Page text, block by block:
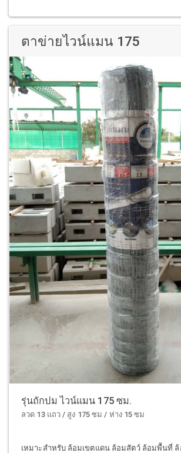
ตาข่ายไวน์แมน 175
รุ่นถักปม ไวน์แมน 175 ซม.
ลวด 13 แถว / สูง 175 ซม / ห่าง 15 ซม
เหมาะสำหรับ ล้อมเขตแดน ล้อมสัตว์ ล้อมพื้นที่